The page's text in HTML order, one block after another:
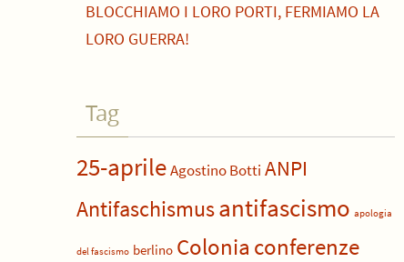
BLOCCHIAMO I LORO PORTI, FERMIAMO LA
LORO GUERRA!
Tag
25-aprileAgostino Botti ANPI
Antifaschismusantifascismo apologia
del fascismo berlino Colonia conferenze